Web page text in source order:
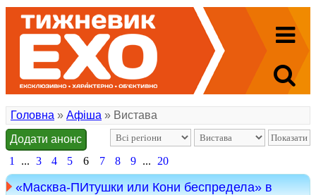
Головна » Афіша » Вистава
Додати анонс
1
... 3 4 5 6 7 8 9 ... 20
«Масква-ПИтушки или Кони беспредела» в